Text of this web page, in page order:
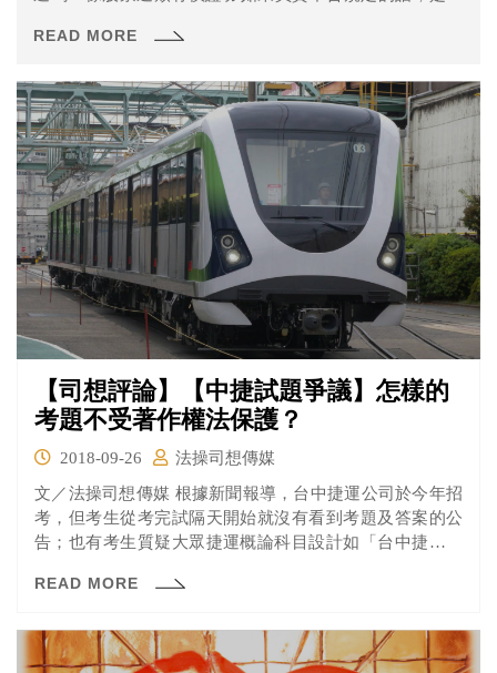
READ MORE
【司想評論】【中捷試題爭議】怎樣的
考題不受著作權法保護？
2018-09-26
法操司想傳媒
文／法操司想傳媒 根據新聞報導，台中捷運公司於今年招
考，但考生從考完試隔天開始就沒有看到考題及答案的公
告；也有考生質疑大眾捷運概論科目設計如「台中捷運幾
READ MORE